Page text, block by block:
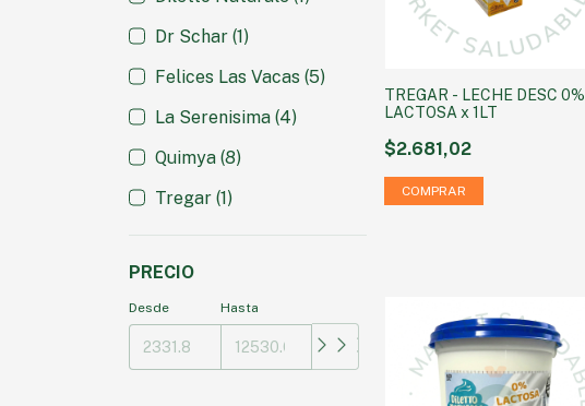
Dr Schar (1)
Felices Las Vacas (5)
La Serenisima (4)
Quimya (8)
Tregar (1)
PRECIO
Desde Hasta
TREGAR - LECHE DESC 0%
LACTOSA x 1LT
$2.681,02